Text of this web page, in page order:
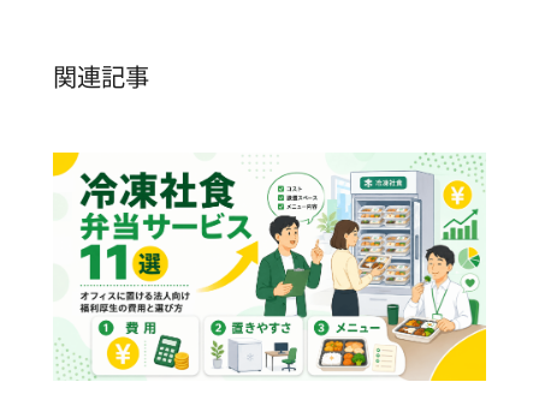
関連記事